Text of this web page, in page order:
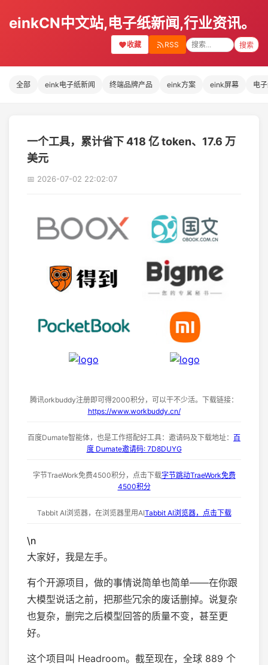
einkCN中文站,电子纸新闻,行业资讯。
收藏 RSS 搜索
全部 eink电子纸新闻 终端品牌产品 eink方案 eink屏幕 电
一个工具，累计省下 418 亿 token、17.6 万
美元
📅 2026-07-02 22:02:07
腾讯orkbuddy注册即可得2000积分，可以干不少活。下载链接：
https://www.workbuddy.cn/
百度Dumate智能体，也是工作搭配好工具：邀请码及下载地址： 百
度 Dumate邀请码: 7D8DUYG
字节TraeWork免费4500积分，点击下载字节跳动TraeWork免费
4500积分
Tabbit AI浏览器，在浏览器里用AITabbit AI浏览器，点击下载
\n
大家好，我是左手。
有个开源项目，做的事情说简单也简单——在你跟
大模型说话之前，把那些冗余的废话删掉。说复杂
也复杂，删完之后模型回答的质量不变，甚至更
好。
这个项目叫 Headroom。截至现在，全球 889 个